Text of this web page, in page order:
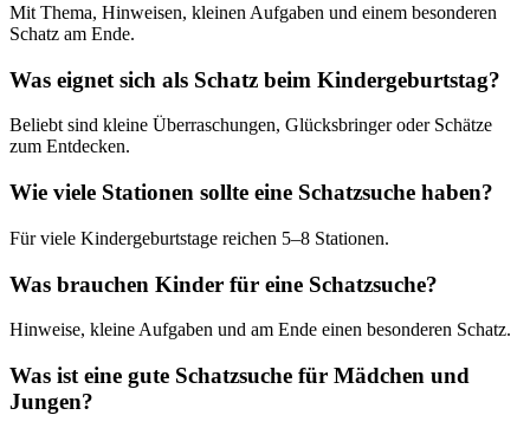
Mit Thema, Hinweisen, kleinen Aufgaben und einem besonderen
Schatz am Ende.
Was eignet sich als Schatz beim Kindergeburtstag?
Beliebt sind kleine Überraschungen, Glücksbringer oder Schätze
zum Entdecken.
Wie viele Stationen sollte eine Schatzsuche haben?
Für viele Kindergeburtstage reichen 5–8 Stationen.
Was brauchen Kinder für eine Schatzsuche?
Hinweise, kleine Aufgaben und am Ende einen besonderen Schatz.
Was ist eine gute Schatzsuche für Mädchen und
Jungen?